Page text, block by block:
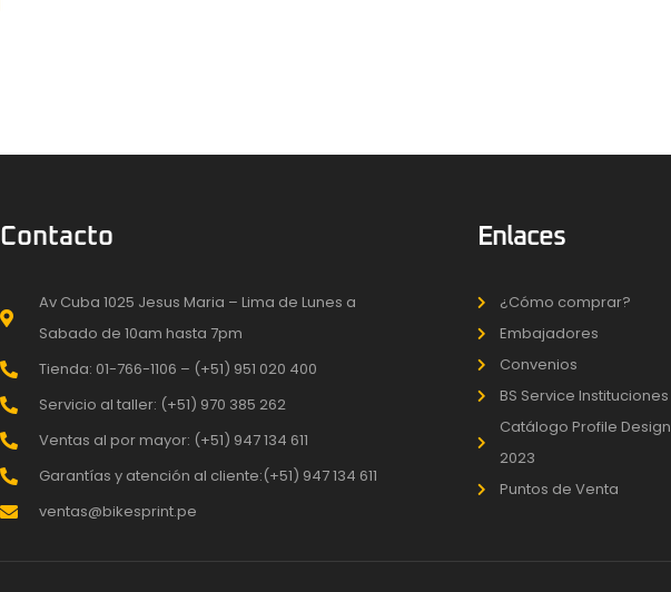
Contacto
Av Cuba 1025 Jesus Maria – Lima de Lunes a
Sabado de 10am hasta 7pm
Tienda: 01-766-1106 – (+51) 951 020 400
Servicio al taller: (+51) 970 385 262
Ventas al por mayor: (+51) 947 134 611
Garantías y atención al cliente:(+51) 947 134 611
ventas@bikesprint.pe
Enlaces
¿Cómo comprar?
Embajadores
Convenios
BS Service Instituciones
Catálogo Profile Design
2023
Puntos de Venta